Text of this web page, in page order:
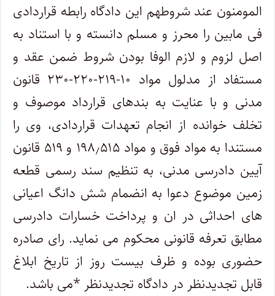
المومنون عند شروطهم این دادگاه رابطه قراردادی
فی مابین را محرز و مسلم دانسته و با استناد به
اصل لزوم و لازم الوفا بودن شروط ضمن عقد و
مستفاد از مدلول مواد ۱۰-۲۱۹-۲۲۰-۲۳۰ قانون
مدنی و با عنایت به بندهای قرارداد موصوف و
تخلف خوانده از انجام تعهدات قراردادی، وی را
مستندا به مواد فوق و مواد ۱۹۸٫۵۱۵ و ۵۱۹ قانون
آیین دادرسی مدنی، به تنظیم سند رسمی قطعه
زمین موضوع دعوا به انضمام شش دانگ اعیانی
های احداثی در ان و پرداخت خسارات دادرسی
مطابق تعرفه قانونی محکوم می نماید. رای صادره
حضوری بوده و ظرف بیست روز از تاریخ ابلاغ
قابل تجدیدنظر در دادگاه تجدیدنظر *می باشد.